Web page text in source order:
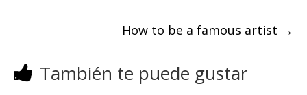
How to be a famous artist →
También te puede gustar